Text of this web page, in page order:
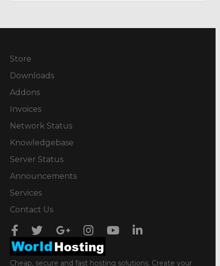
Store
Downloads
Addons
Invoices
Network Status
Knowledgebase
Server Status
Announcements
Services
Contact Us
Cheap, secure and fast hosting solutions. Create your